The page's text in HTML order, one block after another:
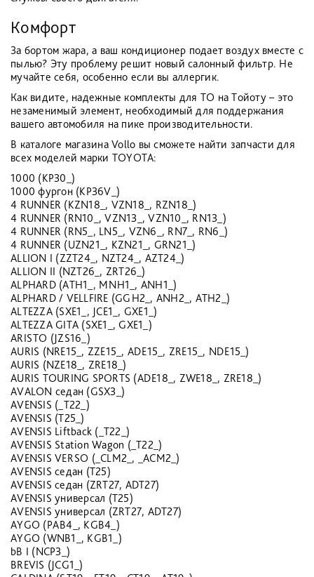
Комфорт
За бортом жара, а ваш кондиционер подает воздух вместе с
пылью? Эту проблему решит новый салонный фильтр. Не
мучайте себя, особенно если вы аллергик.
Как видите, надежные комплекты для ТО на Тойоту – это
незаменимый элемент, необходимый для поддержания
вашего автомобиля на пике производительности.
В каталоге магазина Vollo вы сможете найти запчасти для
всех моделей марки TOYOTA:
1000 (KP30_)
1000 фургон (KP36V_)
4 RUNNER (KZN18_, VZN18_, RZN18_)
4 RUNNER (RN10_, VZN13_, VZN10_, RN13_)
4 RUNNER (RN5_, LN5_, VZN6_, RN7_, RN6_)
4 RUNNER (UZN21_, KZN21_, GRN21_)
ALLION I (ZZT24_, NZT24_, AZT24_)
ALLION II (NZT26_, ZRT26_)
ALPHARD (ATH1_, MNH1_, ANH1_)
ALPHARD / VELLFIRE (GGH2_, ANH2_, ATH2_)
ALTEZZA (SXE1_, JCE1_, GXE1_)
ALTEZZA GITA (SXE1_, GXE1_)
ARISTO (JZS16_)
AURIS (NRE15_, ZZE15_, ADE15_, ZRE15_, NDE15_)
AURIS (NZE18_, ZRE18_)
AURIS TOURING SPORTS (ADE18_, ZWE18_, ZRE18_)
AVALON седан (GSX3_)
AVENSIS (_T22_)
AVENSIS (T25_)
AVENSIS Liftback (_T22_)
AVENSIS Station Wagon (_T22_)
AVENSIS VERSO (_CLM2_, _ACM2_)
AVENSIS седан (T25)
AVENSIS седан (ZRT27, ADT27)
AVENSIS универсал (T25)
AVENSIS универсал (ZRT27, ADT27)
AYGO (PAB4_, KGB4_)
AYGO (WNB1_, KGB1_)
bB I (NCP3_)
BREVIS (JCG1_)